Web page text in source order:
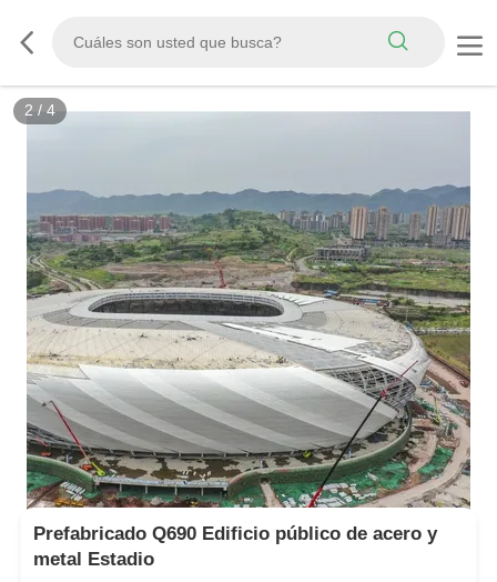
2 / 4
Prefabricado Q690 Edificio público de acero y
metal Estadio